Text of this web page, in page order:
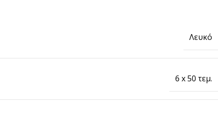
Λευκό
6 x 50 τεμ.